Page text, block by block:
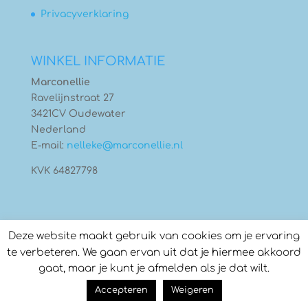
Privacyverklaring
WINKEL INFORMATIE
Marconellie
Ravelijnstraat 27
3421CV Oudewater
Nederland
E-mail: nelleke@marconellie.nl
KVK 64827798
© Copyright 2026Marconellie- Gebouwd door:
Compass Creations
Deze website maakt gebruik van cookies om je ervaring
te verbeteren. We gaan ervan uit dat je hiermee akkoord
gaat, maar je kunt je afmelden als je dat wilt.
Accepteren Weigeren